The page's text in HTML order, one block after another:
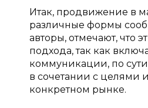
Итак, продвижение в
различные формы
авторы, отмечают, что
подхода, так как
коммуникации, по
в сочетании с целями
конкретном рынке.